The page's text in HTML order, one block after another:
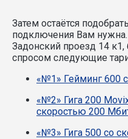
Затем остаётся
подключения Вам нужна.
Задонский проезд 14
спросом следующие
«№1» Гейминг 600
«№2» Гига 200
скоростью 200
«№3» Гига 500 со